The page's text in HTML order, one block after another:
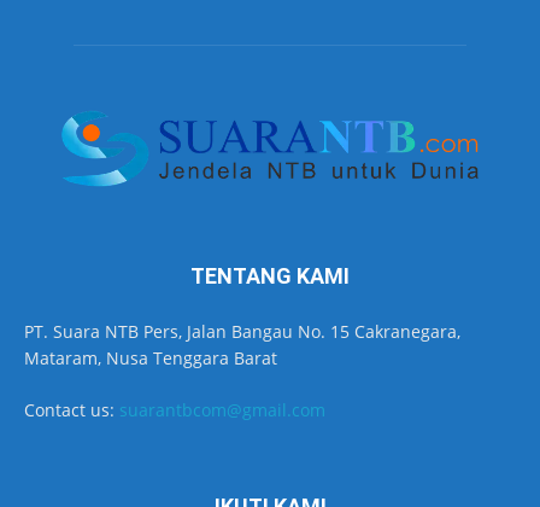
TENTANG KAMI
PT. Suara NTB Pers, Jalan Bangau No. 15 Cakranegara,
Mataram, Nusa Tenggara Barat
Contact us: suarantbcom@gmail.com